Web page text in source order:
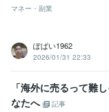
マネー・副業
ぽぱい1962
2026/01/31 22:33
「海外に売るって難
なたへ
記事